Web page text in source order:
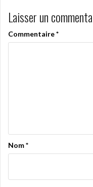
Laisser un
Commentaire*
Nom*